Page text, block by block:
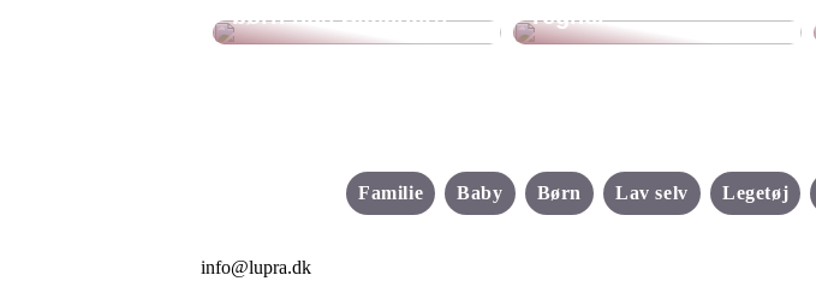
børn hos Skechers
regner
Familie Baby Børn Lav selv Legetøj
info@lupra.dk